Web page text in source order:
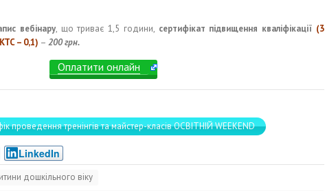
вебінару, що триває 1,5 години, сертифікат підвищення кваліфікації (3
– 0,1) – 200 грн.
Оплатити онлайн
проведення тренінгів та майстер-класів ОСВІТНІЙ WEEKEND
LinkedIn
дошкільного віку